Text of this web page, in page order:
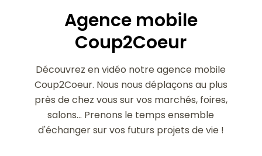
Agence mobile
Coup2Coeur
Découvrez en vidéo notre agence mobile
Coup2Coeur. Nous nous déplaçons au plus
près de chez vous sur vos marchés, foires,
salons... Prenons le temps ensemble
d'échanger sur vos futurs projets de vie !